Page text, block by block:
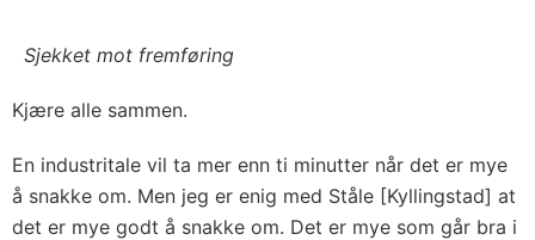
Sjekket mot fremføring
Kjære alle sammen.
En industritale vil ta mer enn ti minutter når det er mye
å snakke om. Men jeg er enig med Ståle [Kyllingstad] at
det er mye godt å snakke om. Det er mye som går bra i